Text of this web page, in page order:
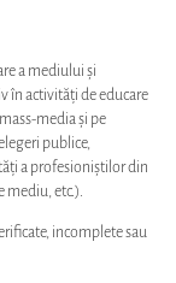
a mediului și
în activități de educare
media și pe
publice,
a profesioniștilor din
etc.).
incomplete sau